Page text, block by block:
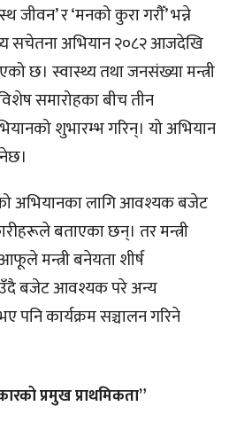
जीवन’ र ‘मनको कुरा गरौँ’ भन्ने
सचेतना अभियान २०८२ आजदेखि
छ। स्वास्थ्य तथा जनसंख्या मन्त्री
समारोहका बीच तीन
शुभारम्भ गरिन्। यो अभियान
अभियानका लागि आवश्यक बजेट
बताएका छन्। तर मन्त्री
मन्त्री बनेयता शीर्ष
बजेट आवश्यक परे अन्य
पनि कार्यक्रम सञ्चालन गरिने
प्रमुख प्राथमिकता”